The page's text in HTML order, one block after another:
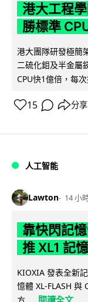
港大工程
勝標準
港大團隊研發極簡
二硫化鉬及半金屬
CPU快1億倍，每
15 分享
人工智能
Lawton 14 小
靠快閃記
推 XL1 記
KIOXIA 發表全新
憶體 XL-FLASH 與
方...
閱讀全文